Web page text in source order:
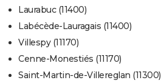
Laurabuc (11400)
Labécède-Lauragais (11400)
Villespy (11170)
Cenne-Monestiés (11170)
Saint-Martin-de-Villereglan (11300)